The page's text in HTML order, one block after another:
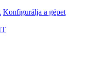
Konfigurálja a gépet